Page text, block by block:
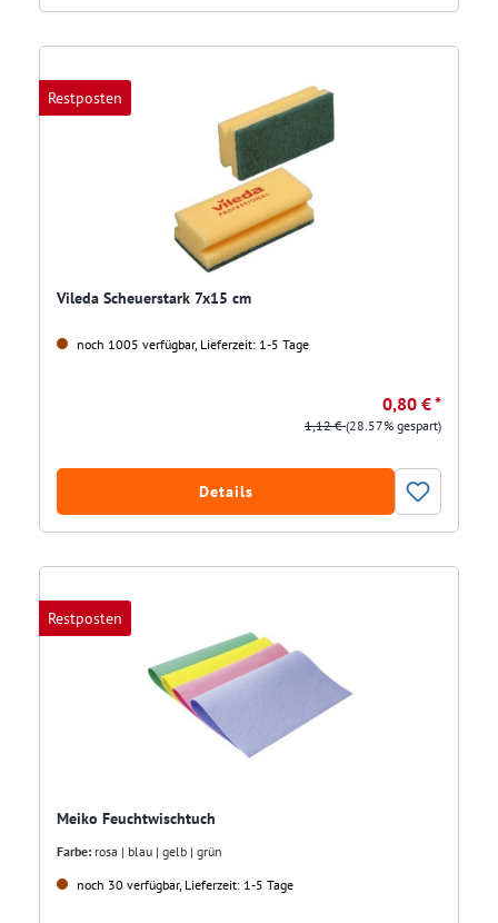
Restposten
Vileda Scheuerstark 7x15 cm
noch 1005 verfügbar, Lieferzeit: 1-5 Tage
0,80 € *
1,12 €(28.57% gespart)
Details
Restposten
Meiko Feuchtwischtuch
Farbe: rosa | blau | gelb | grün
noch 30 verfügbar, Lieferzeit: 1-5 Tage